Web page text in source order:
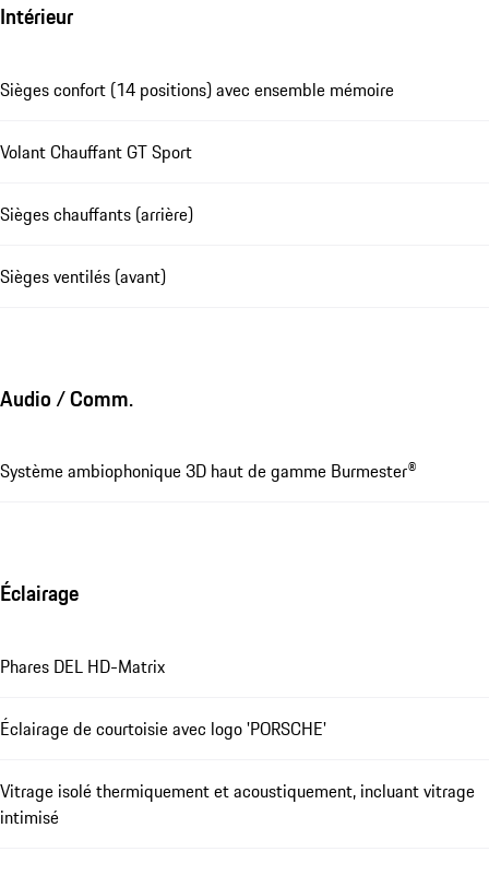
Intérieur
Sièges confort (14 positions) avec ensemble mémoire
Volant Chauffant GT Sport
Sièges chauffants (arrière)
Sièges ventilés (avant)
Audio / Comm.
Système ambiophonique 3D haut de gamme Burmester®
Éclairage
Phares DEL HD-Matrix
Éclairage de courtoisie avec logo 'PORSCHE'
Vitrage isolé thermiquement et acoustiquement, incluant vitrage
intimisé